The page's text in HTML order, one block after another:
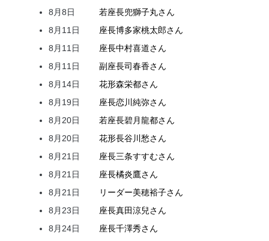
8月8日
若座長兜獅子丸さん
8月11日
座長博多家桃太郎さん
8月11日
座長中村喜道さん
8月11日
副座長司春香さん
8月14日
花形森栄都さん
8月19日
座長恋川純弥さん
8月20日
若座長碧月龍都さん
8月20日
花形長谷川愁さん
8月21日
座長三条すすむさん
8月21日
座長橘炎鷹さん
8月21日
リーダー美穂裕子さん
8月23日
座長真田涼兒さん
8月24日
座長千澤秀さん